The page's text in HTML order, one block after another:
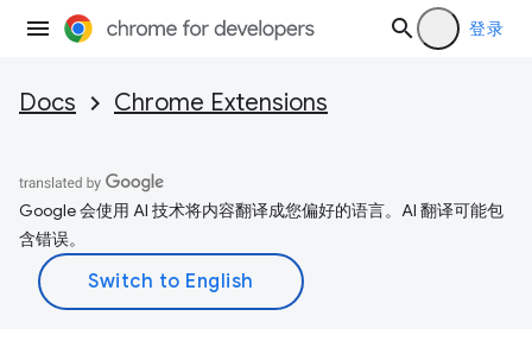
登录
Docs Chrome Extensions
Google 会使用 AI 技术将内容翻译成您偏好的语言。AI 翻译可能包
含错误。